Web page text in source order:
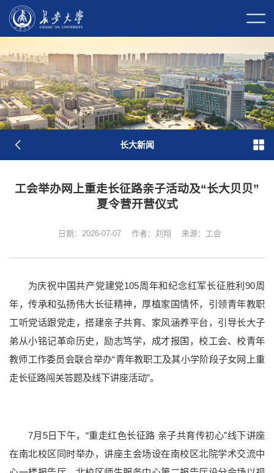
长大映像
长大新闻
工会举办网上重走长征路亲子活动及“长大贝贝”
夏令营开营仪式
日期：2026-07-07 作者：刘翔 来源：工会
为庆祝中国共产党建党105周年和纪念红军长征胜利90周
年，传承和弘扬伟大长征精神，厚植家国情怀，引领青年教职
工听党话跟党走，搭建亲子共育、家风涵养平台，引导长大子
弟从小铭记革命历史，励志笃学，成才报国，校工会、校青年
教师工作委员会联合举办“青年教职工及其小学阶段子女网上重
走长征路闯关答题及线下讲座活动”。
7月5日下午，“重走红色长征路 亲子共育传初心”线下讲座
在南北校区同时举办，讲座主会场设在南校区北院学术交流中
图